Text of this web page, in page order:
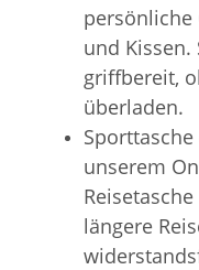
persönliche
und Kissen.
griffbereit,
überladen.
unserem
längere